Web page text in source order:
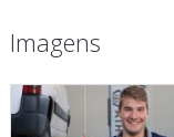
Imagens